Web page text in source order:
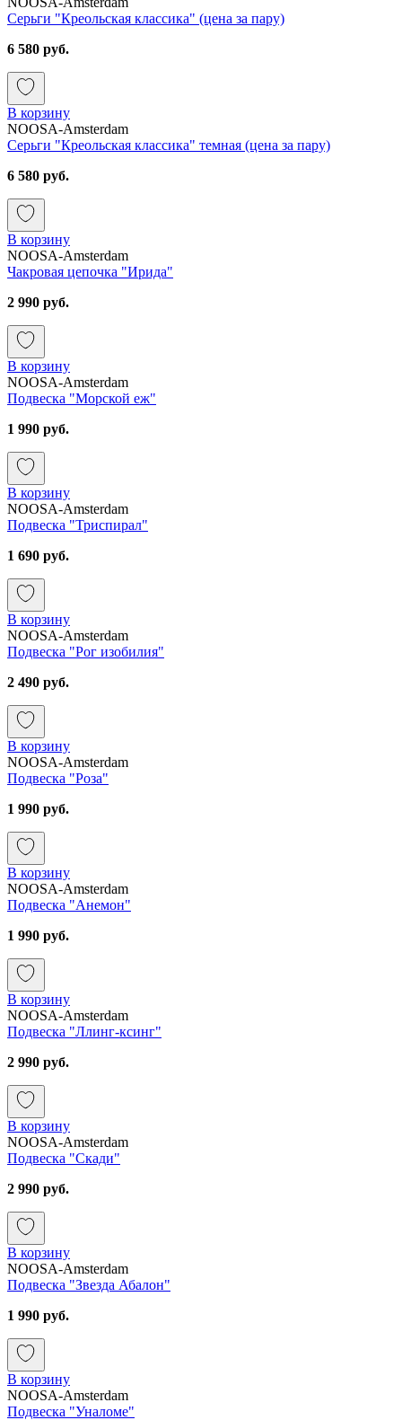
Серьги "Креольская классика" (цена за пару)
6 580 руб.
В корзину
NOOSA-Amsterdam
Серьги "Креольская классика" темная (цена за пару)
6 580 руб.
В корзину
NOOSA-Amsterdam
Чакровая цепочка "Ирида"
2 990 руб.
В корзину
NOOSA-Amsterdam
Подвеска "Морской еж"
1 990 руб.
В корзину
NOOSA-Amsterdam
Подвеска "Триспирал"
1 690 руб.
В корзину
NOOSA-Amsterdam
Подвеска "Рог изобилия"
2 490 руб.
В корзину
NOOSA-Amsterdam
Подвеска "Роза"
1 990 руб.
В корзину
NOOSA-Amsterdam
Подвеска "Анемон"
1 990 руб.
В корзину
NOOSA-Amsterdam
Подвеска "Ллинг-ксинг"
2 990 руб.
В корзину
NOOSA-Amsterdam
Подвеска "Скади"
2 990 руб.
В корзину
NOOSA-Amsterdam
Подвеска "Звезда Абалон"
1 990 руб.
В корзину
NOOSA-Amsterdam
Подвеска "Уналоме"